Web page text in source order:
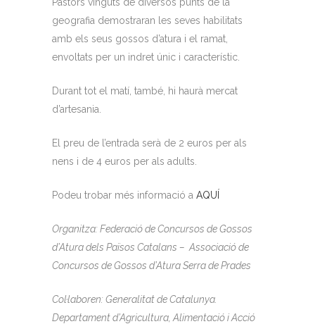
geografia demostraran les seves habilitats
amb els seus gossos d’atura i el ramat,
envoltats per un indret únic i característic.
Durant tot el matí, també, hi haurà mercat
d’artesania.
El preu de l’entrada serà de 2 euros per als
nens i de 4 euros per als adults.
Podeu trobar més informació a AQUÍ
Organitza: Federació de Concursos de Gossos
d’Atura dels Països Catalans – Associació de
Concursos de Gossos d’Atura Serra de Prades
Col·laboren: Generalitat de Catalunya.
Departament d’Agricultura, Alimentació i Acció